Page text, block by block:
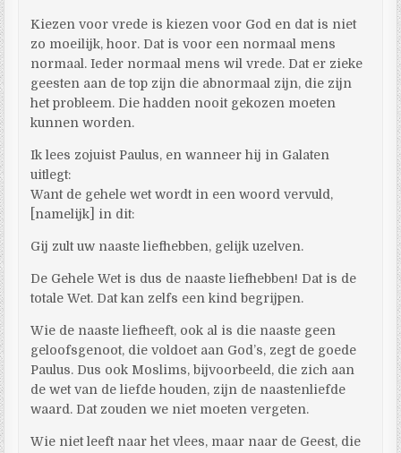
Kiezen voor vrede is kiezen voor God en dat is niet
zo moeilijk, hoor. Dat is voor een normaal mens
normaal. Ieder normaal mens wil vrede. Dat er zieke
geesten aan de top zijn die abnormaal zijn, die zijn
het probleem. Die hadden nooit gekozen moeten
kunnen worden.
Ik lees zojuist Paulus, en wanneer hij in Galaten
uitlegt:
Want de gehele wet wordt in een woord vervuld,
[namelijk] in dit:
Gij zult uw naaste liefhebben, gelijk uzelven.
De Gehele Wet is dus de naaste liefhebben! Dat is de
totale Wet. Dat kan zelfs een kind begrijpen.
Wie de naaste liefheeft, ook al is die naaste geen
geloofsgenoot, die voldoet aan God’s, zegt de goede
Paulus. Dus ook Moslims, bijvoorbeeld, die zich aan
de wet van de liefde houden, zijn de naastenliefde
waard. Dat zouden we niet moeten vergeten.
Wie niet leeft naar het vlees, maar naar de Geest, die